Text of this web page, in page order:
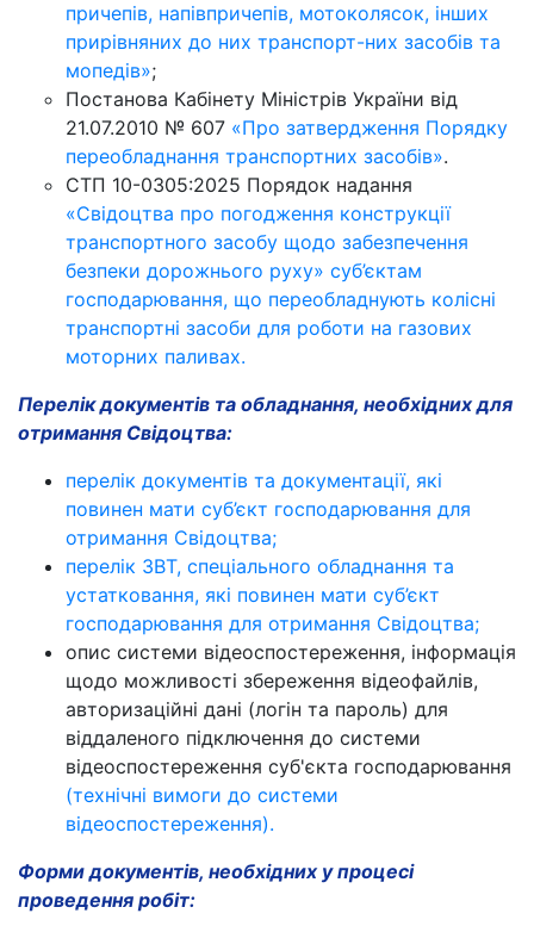
причепів, напівпричепів, мотоколясок, інших
прирівняних до них транспорт-них засобів та
мопедів»;
Постанова Кабінету Міністрів України від
21.07.2010 № 607 «Про затвердження Порядку
переобладнання транспортних засобів».
СТП 10-0305:2025 Порядок надання
«Свідоцтва про погодження конструкції
транспортного засобу щодо забезпечення
безпеки дорожнього руху» суб’єктам
господарювання, що переобладнують колісні
транспортні засоби для роботи на газових
моторних паливах.
Перелік документів та обладнання, необхідних для
отримання Свідоцтва:
перелік документів та документації, які
повинен мати суб’єкт господарювання для
отримання Свідоцтва;
перелік ЗВТ, спеціального обладнання та
устатковання, які повинен мати суб’єкт
господарювання для отримання Свідоцтва;
опис системи відеоспостереження, інформація
щодо можливості збереження відеофайлів,
авторизаційні дані (логін та пароль) для
віддаленого підключення до системи
відеоспостереження суб'єкта господарювання
(технічні вимоги до системи
відеоспостереження).
Форми документів, необхідних у процесі
проведення робіт: